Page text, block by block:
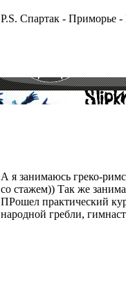
P.S. Спартак - Приморье -
А я занимаюсь греко-
со стажем)) Так же
ПРошел практический
народной гребли,